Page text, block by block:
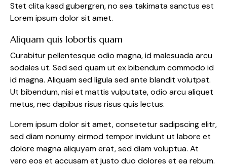
Stet clita kasd gubergren, no sea takimata sanctus est
Lorem ipsum dolor sit amet.
Aliquam quis lobortis quam
Curabitur pellentesque odio magna, id malesuada arcu
sodales ut. Sed sed quam ut ex bibendum commodo id
id magna. Aliquam sed ligula sed ante blandit volutpat.
Ut bibendum, nisi et mattis vulputate, odio arcu aliquet
metus, nec dapibus risus risus quis lectus.
Lorem ipsum dolor sit amet, consetetur sadipscing elitr,
sed diam nonumy eirmod tempor invidunt ut labore et
dolore magna aliquyam erat, sed diam voluptua. At
vero eos et accusam et justo duo dolores et ea rebum.